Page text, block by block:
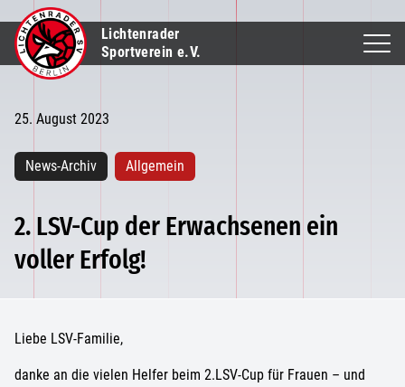
Lichtenrader
Sportverein e.V.
25. August 2023
News-Archiv Allgemein
2. LSV-Cup der Erwachsenen ein
voller Erfolg!
Liebe LSV-Familie,
danke an die vielen Helfer beim 2.LSV-Cup für Frauen – und